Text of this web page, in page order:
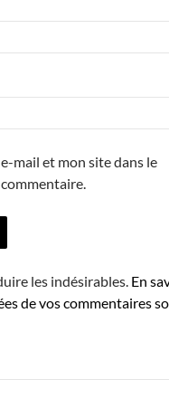
mail et mon site dans le
les indésirables. En
de vos commentaires